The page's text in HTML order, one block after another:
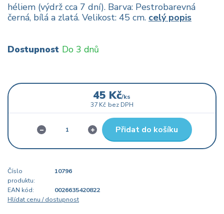
héliem (výdrž cca 7 dní). Barva: Pestrobarevná
černá, bílá a zlatá. Velikost: 45 cm. celý popis
Dostupnost Do 3 dnů
45 Kč/ks
37 Kč bez DPH
Přidat do košíku
Číslo
produktu:
10796
EAN kód:
0026635420822
Hlídat cenu / dostupnost